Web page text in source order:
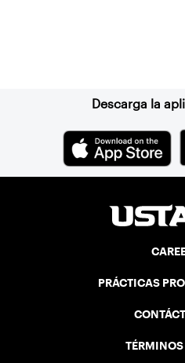
Descarga la
PRÁCTICAS
TÉRMINOS